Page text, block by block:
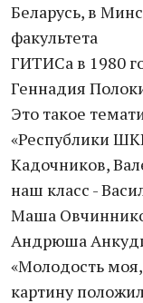
Беларусь, в
факультета
ГИТИСа в 1980
Геннадия
Это такое
«Республики
Кадочников,
наш класс -
Маша
Андрюша
«Молодость
картину